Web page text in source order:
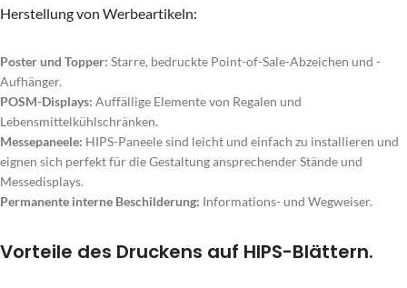
Herstellung von Werbeartikeln:
Poster und Topper: Starre, bedruckte Point-of-Sale-Abzeichen und -
Aufhänger.
POSM-Displays: Auffällige Elemente von Regalen und
Lebensmittelkühlschränken.
Messepaneele: HIPS-Paneele sind leicht und einfach zu installieren und
eignen sich perfekt für die Gestaltung ansprechender Stände und
Messedisplays.
Permanente interne Beschilderung: Informations- und Wegweiser.
Vorteile des Druckens auf HIPS-Blättern.